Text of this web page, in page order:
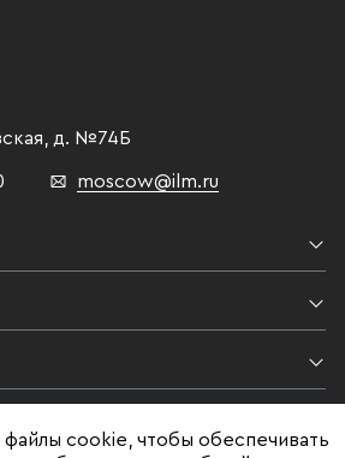
д. №74Б
moscow@ilm.ru
cookie, чтобы обеспечивать